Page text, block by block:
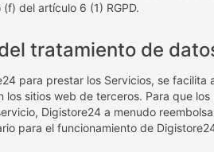
del artículo 6 (1) RGPD.
tratamiento de
para prestar los Servicios, se
los sitios web de terceros. Para que
Digistore24 a menudo
para el funcionamiento de